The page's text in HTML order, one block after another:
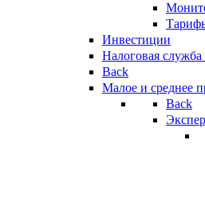
Инвестиции
Налоговая
Back
Малое и среднее
Back